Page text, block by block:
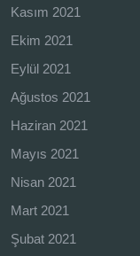
Kasım 2021
Ekim 2021
Eylül 2021
Ağustos 2021
Haziran 2021
Mayıs 2021
Nisan 2021
Mart 2021
Şubat 2021